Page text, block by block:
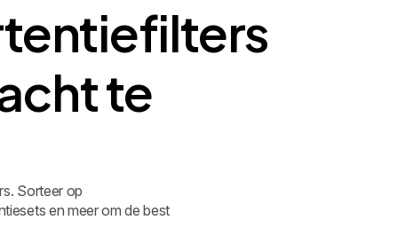
te
Sorteer op
en meer om de best